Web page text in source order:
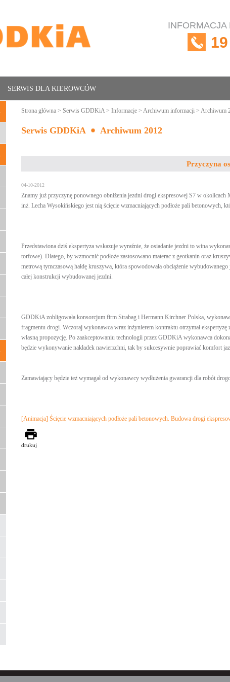
INFORMACJA
SERWIS DLA KIEROWCÓW
Strona główna > Serwis GDDKiA> Informacje > Archiwum informacji > Archiwum
Serwis GDDKiA Archiwum 2012
Przyczyna
04-10-2012
Znamy już przyczynę ponownego obniżenia jezdni drogi ekspresowej S7 w
inż. Lecha Wysokińskiego jest nią ścięcie wzmacniających podłoże pali betonowych,
Przedstawiona dziś ekspertyza wskazuje wyraźnie, że osiadanie jezdni to wina
torfowe). Dlatego, by wzmocnić podłoże zastosowano materac z geotkanin oraz
metrową tymczasową hałdę kruszywa, która spowodowała obciążenie
całej konstrukcji wybudowanej jezdni.
GDDKiA zobligowała konsorcjum firm Strabag i Hermann Kirchner Polska,
fragmentu drogi. Wczoraj wykonawca wraz inżynierem kontraktu otrzymał
własną propozycję. Po zaakceptowaniu technologii przez GDDKiA wykonawca
będzie wykonywanie nakładek nawierzchni, tak by sukcesywnie poprawiać komfort
Zamawiający będzie też wymagał od wykonawcy wydłużenia gwarancji dla robót
[Animacja] Ścięcie wzmacniających podłoże pali betonowych. Budowa drogi
drukuj